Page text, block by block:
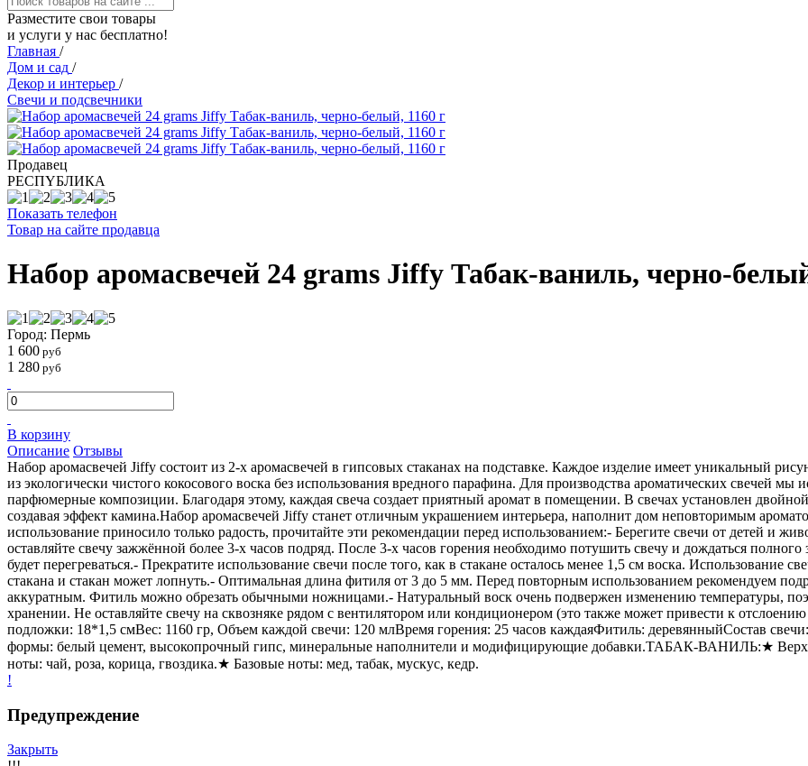
Разместите свои товары
и услуги у нас бесплатно!
Главная /
Дом и сад /
Декор и интерьер /
Свечи и подсвечники
Продавец
РЕСПYБЛИКА
Показать телефон
Товар на сайте продавца
Набор аромасвечей 24 grams Jiffy Табак-ваниль, черно-
Город: Пермь
1 600 руб
1 280 руб
В корзину
Описание Отзывы
Набор аромасвечей Jiffy состоит из 2-х аромасвечей в гипсовых стаканах на подставке. Каждое изделие имеет уникальный
из экологически чистого кокосового воска без использования вредного парафина. Для производства ароматических свечей
парфюмерные композиции. Благодаря этому, каждая свеча создает приятный аромат в помещении. В свечах установлен
создавая эффект камина.Набор аромасвечей Jiffy станет отличным украшением интерьера, наполнит дом неповторимым
использование приносило только радость, прочитайте эти рекомендации перед использованием:- Берегите свечи от детей и
оставляйте свечу зажжённой более 3-х часов подряд. После 3-х часов горения необходимо потушить свечу и дождаться
будет перегреваться.- Прекратите использование свечи после того, как в стакане осталось менее 1,5 см воска. Использование
стакана и стакан может лопнуть.- Оптимальная длина фитиля от 3 до 5 мм. Перед повторным использованием рекомендуем
аккуратным. Фитиль можно обрезать обычными ножницами.- Натуральный воск очень подвержен изменению температуры,
хранении. Не оставляйте свечу на сквозняке рядом с вентилятором или кондиционером (это также может привести к
подложки: 18*1,5 смВес: 1160 гр, Объем каждой свечи: 120 млВремя горения: 25 часов каждаяФитиль: деревянныйСостав
формы: белый цемент, высокопрочный гипс, минеральные наполнители и модифицирующие добавки.ТАБАК-ВАНИЛЬ:★
ноты: чай, роза, корица, гвоздика.★ Базовые ноты: мед, табак, мускус, кедр.
!
Предупреждение
Закрыть